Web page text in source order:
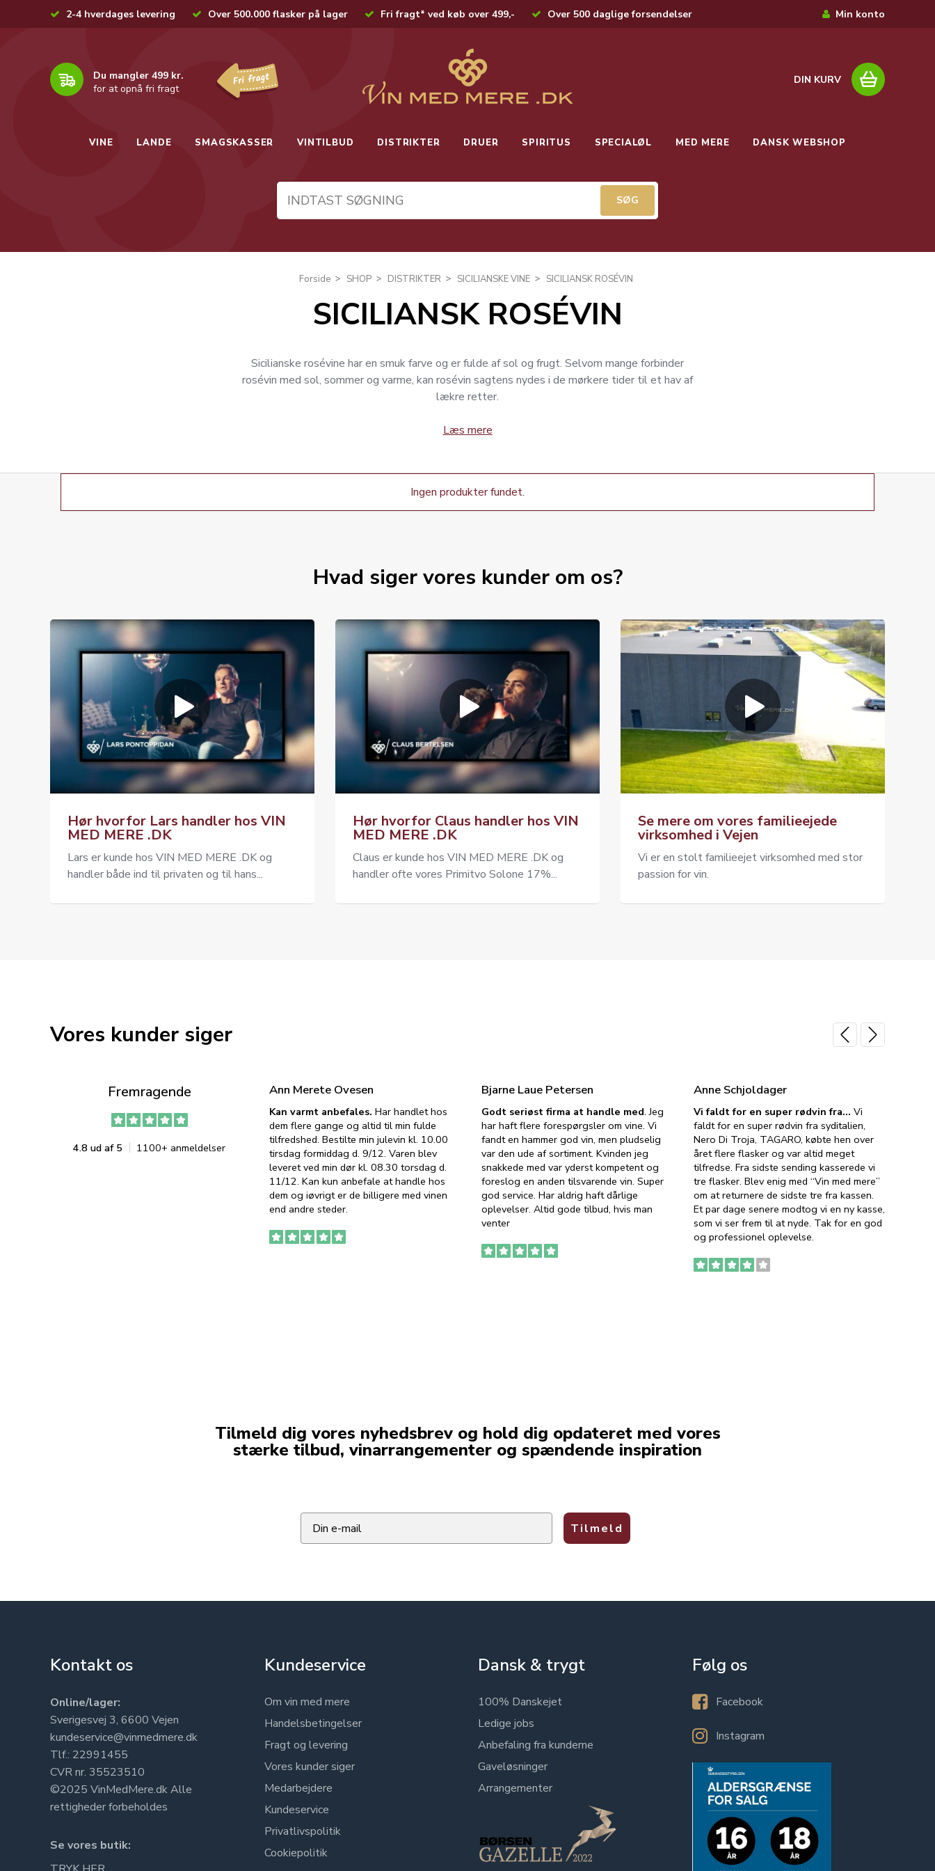
2-4 hverdages levering Over 500.000 flasker på lager Fri fragt* ved køb over 499,- Over 500 daglige forsendelser Min konto
Du mangler 499 kr.
for at opnå fri fragt
DIN KURV
VINE LANDE SMAGSKASSER VINTILBUD DISTRIKTER DRUER SPIRITUS SPECIALØL MED MERE DANSK WEBSHOP
Forside SHOP DISTRIKTER SICILIANSKE VINE SICILIANSK ROSÉVIN
SICILIANSK ROSÉVIN
Sicilianske rosévine har en smuk farve og er fulde af sol og frugt. Selvom mange forbinder
rosévin med sol, sommer og varme, kan rosévin sagtens nydes i de mørkere tider til et hav af
lækre retter.
Læs mere
Ingen produkter fundet.
Hvad siger vores kunder om os?
Hør hvorfor Lars handler hos VIN
MED MERE .DK
Lars er kunde hos VIN MED MERE .DK og
handler både ind til privaten og til hans...
Hør hvorfor Claus handler hos VIN
MED MERE .DK
Claus er kunde hos VIN MED MERE .DK og
handler ofte vores Primitvo Solone 17%...
Se mere om vores familieejede
virksomhed i Vejen
Vi er en stolt familieejet virksomhed med stor
passion for vin.
Vores kunder siger
Fremragende
4.8 ud af 5 1100+ anmeldelser
Ann Merete Ovesen
Kan varmt anbefales. Har handlet hos
dem flere gange og altid til min fulde
tilfredshed. Bestilte min julevin kl. 10.00
tirsdag formiddag d. 9/12. Varen blev
leveret ved min dør kl. 08.30 torsdag d.
11/12. Kan kun anbefale at handle hos
dem og iøvrigt er de billigere med vinen
end andre steder.
Bjarne Laue Petersen
Godt seriøst firma at handle med. Jeg
har haft flere forespørgsler om vine. Vi
fandt en hammer god vin, men pludselig
var den ude af sortiment. Kvinden jeg
snakkede med var yderst kompetent og
foreslog en anden tilsvarende vin. Super
god service. Har aldrig haft dårlige
oplevelser. Altid gode tilbud, hvis man
venter
Anne Schjoldager
Vi faldt for en super rødvin fra… Vi
faldt for en super rødvin fra syditalien,
Nero Di Troja, TAGARO, købte hen over
året flere flasker og var altid meget
tilfredse. Fra sidste sending kasserede vi
tre flasker. Blev enig med “Vin med mere”
om at returnere de sidste tre fra kassen.
Et par dage senere modtog vi en ny kasse,
som vi ser frem til at nyde. Tak for en god
og professionel oplevelse.
Tilmeld dig vores nyhedsbrev og hold dig opdateret med vores
stærke tilbud, vinarrangementer og spændende inspiration
Email
Tilmeld
Kontakt os
Online/lager:
Sverigesvej 3, 6600 Vejen
kundeservice@vinmedmere.dk
Tlf.: 22991455
CVR nr. 35523510
©2025 VinMedMere.dk Alle
rettigheder forbeholdes
Se vores butik:
Kundeservice
Om vin med mere
Handelsbetingelser
Fragt og levering
Vores kunder siger
Medarbejdere
Kundeservice
Privatlivspolitik
Cookiepolitik
Dansk & trygt
100% Danskejet
Ledige jobs
Anbefaling fra kunderne
Gaveløsninger
Arrangementer
Følg os
Facebook
Instagram